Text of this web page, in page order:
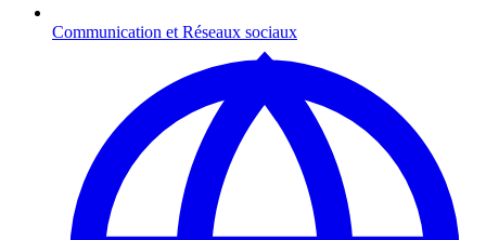
Communication et Réseaux sociaux